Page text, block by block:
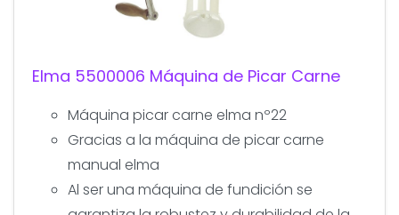
Elma 5500006 Máquina de Picar Carne
Máquina picar carne elma nº22
Gracias a la máquina de picar carne
manual elma
Al ser una máquina de fundición se